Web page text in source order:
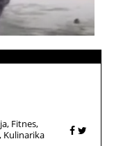
Fitnes
Kulinarika